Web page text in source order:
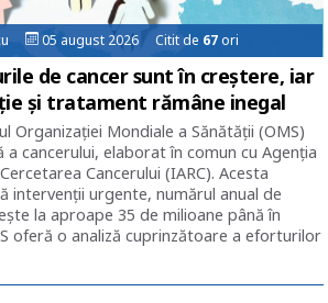
05 august 2026 Citit de 67ori
de cancer sunt în creștere, iar
și tratament rămâne inegal
Organizaţiei Mondiale a Sănătăţii (OMS)
cancerului, elaborat în comun cu Agenția
Cancerului (IARC). Acesta
intervenţii urgente, numărul anual de
la aproape 35 de milioane până în
oferă o analiză cuprinzătoare a eforturilor